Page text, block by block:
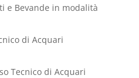
e Bevande in modalità
di Acquari
Tecnico di Acquari